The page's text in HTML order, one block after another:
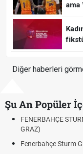
ama
Diğer haberleri
Şu An Popüler
(FB STURM
izle